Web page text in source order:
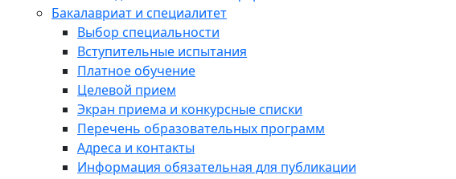
Бакалавриат и специалитет
Выбор специальности
Вступительные испытания
Платное обучение
Целевой прием
Экран приема и конкурсные списки
Перечень образовательных программ
Адреса и контакты
Информация обязательная для публикации